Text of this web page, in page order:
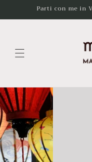
direttamente
ai contenuti
Parti con me in